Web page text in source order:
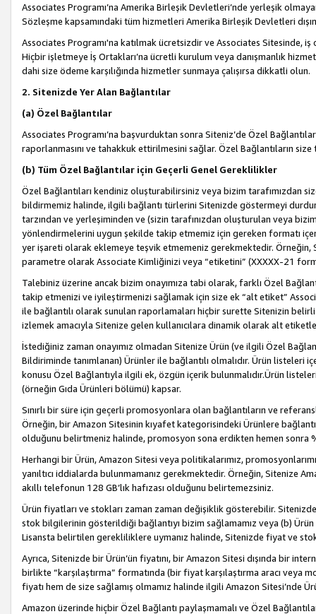
Associates Programı’na Amerika Birleşik Devletleri’nde yerleşik
Sözleşme kapsamındaki tüm hizmetleri Amerika Birleşik Devletleri
Associates Programı'na katılmak ücretsizdir ve Associates Sitesinde,
Hiçbir işletmeye İş Ortakları’na ücretli kurulum veya danışmanlık
dahi size ödeme karşılığında hizmetler sunmaya çalışırsa dikkatli olun.
2. Sitenizde Yer Alan Bağlantılar
(a) Özel Bağlantılar
Associates Programı’na başvurduktan sonra Siteniz’de Özel
raporlanmasını ve tahakkuk ettirilmesini sağlar. Özel Bağlantıların
(b) Tüm Özel Bağlantılar için Geçerli Genel Gereklilikler
Özel Bağlantıları kendiniz oluşturabilirsiniz veya bizim tarafımızdan
bildirmemiz halinde, ilgili bağlantı türlerini Sitenizde göstermeyi
tarzından ve yerleşiminden ve (sizin tarafınızdan oluşturulan veya
yönlendirmelerini uygun şekilde takip etmemiz için gereken formatı
yer işareti olarak eklemeye teşvik etmemeniz gerekmektedir. Örneğin,
parametre olarak Associate Kimliğinizi veya “etiketini” (XXXXX-21
Talebiniz üzerine ancak bizim onayımıza tabi olarak, farklı Özel
takip etmenizi ve iyileştirmenizi sağlamak için size ek “alt etiket”
ile bağlantılı olarak sunulan raporlamaları hiçbir surette Sitenizin belirli
izlemek amacıyla Sitenize gelen kullanıcılara dinamik olarak alt
İstediğiniz zaman onayımız olmadan Sitenize Ürün (ve ilgili Özel
Bildiriminde tanımlanan) Ürünler ile bağlantılı olmalıdır. Ürün listeleri
konusu Özel Bağlantıyla ilgili ek, özgün içerik bulunmalıdır.Ürün
(örneğin Gıda Ürünleri bölümü) kapsar.
Sınırlı bir süre için geçerli promosyonlara olan bağlantıların ve
Örneğin, bir Amazon Sitesinin kıyafet kategorisindeki Ürünlere
olduğunu belirtmeniz halinde, promosyon sona erdikten hemen sonra
Herhangi bir Ürün, Amazon Sitesi veya politikalarımız,
yanıltıcı iddialarda bulunmamanız gerekmektedir. Örneğin, Sitenize
akıllı telefonun 128 GB’lık hafızası olduğunu belirtemezsiniz.
Ürün fiyatları ve stokları zaman zaman değişiklik gösterebilir.
stok bilgilerinin gösterildiği bağlantıyı bizim sağlamamız veya (b)
Lisansta belirtilen gerekliliklere uymanız halinde, Sitenizde fiyat ve
Ayrıca, Sitenizde bir Ürün’ün fiyatını, bir Amazon Sitesi dışında bir
birlikte “karşılaştırma” formatında (bir fiyat karşılaştırma aracı veya
fiyatı hem de size sağlamış olmamız halinde ilgili Amazon Sitesi’nde
Amazon üzerinde hiçbir Özel Bağlantı paylaşmamalı ve Özel